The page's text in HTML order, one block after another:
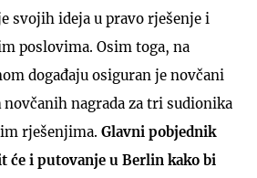
svojih ideja u pravo rješenje i
poslovima. Osim toga, na
događaju osiguran je novčani
novčanih nagrada za tri sudionika
rješenjima. Glavni pobjednik
će i putovanje u Berlin kako bi